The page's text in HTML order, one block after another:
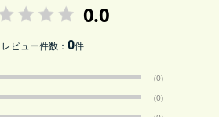
0.0
レビュー件数：0件
(0)
(0)